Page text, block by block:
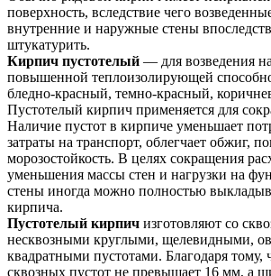
поверхность, вследствие чего
внутренние и наружные стены
штукатурить.
Кирпич пустотелый — для возведения
повышенной теплоизолирующей
бледно-красный, темно-красный,
Пустотелый кирпич применяется для
Наличие пустот в кирпиче уменьшает
затраты на транспорт, облегчает обжиг,
морозостойкость. В целях сокращения
уменьшения массы стен и нагрузки на
стены иногда можно полностью
кирпича.
Пустотелый кирпич изготовляют со
несквозными круглыми, щелевидными,
квадратными пустотами. Благодаря тому,
сквозных пустот не превышает 16 мм, а